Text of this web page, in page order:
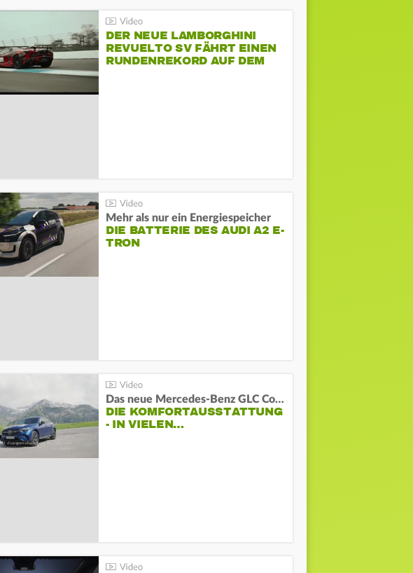
DER NEUE LAMBORGHINI
REVUELTO SV FÄHRT EINEN
RUNDENREKORD AUF DEM
Mehr als nur ein Energiespeicher
DIE BATTERIE DES AUDI A2 E-
TRON
Das neue Mercedes-Benz GLC Coupé
DIE KOMFORTAUSSTATTUNG
- IN VIELEN…